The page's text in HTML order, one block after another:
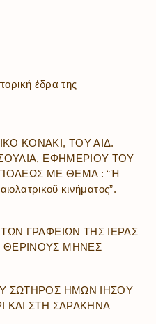
έδρα της
ΚΟΝΑΚΙ, ΤΟΥ ΑΙΔ.
ΕΦΗΜΕΡΙΟΥ ΤΟΥ
ΜΕ ΘΕΜΑ : “Ἡ
κινήματος”.
ΓΡΑΦΕΙΩΝ ΤΗΣ ΙΕΡΑΣ
ΜΗΝΕΣ
ΣΩΤΗΡΟΣ ΗΜΩΝ ΙΗΣΟΥ
ΚΑΙ ΣΤΗ ΣΑΡΑΚΗΝΑ